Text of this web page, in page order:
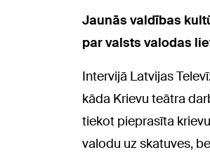
Jaunās valdības
par valsts valodas
Intervijā Latvijas
kāda Krievu teātra
tiekot pieprasīta
valodu uz skatuves,